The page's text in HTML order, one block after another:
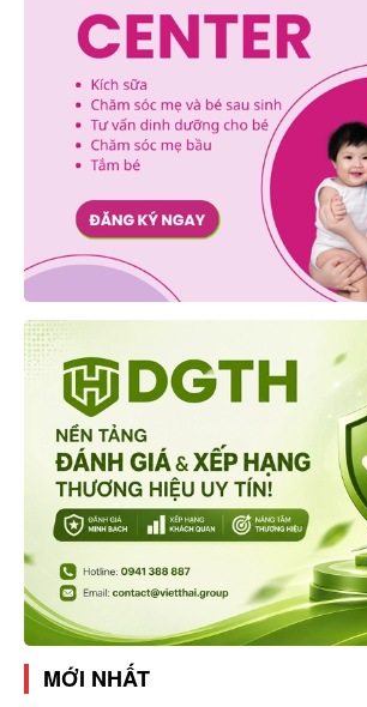
MỚI NHẤT